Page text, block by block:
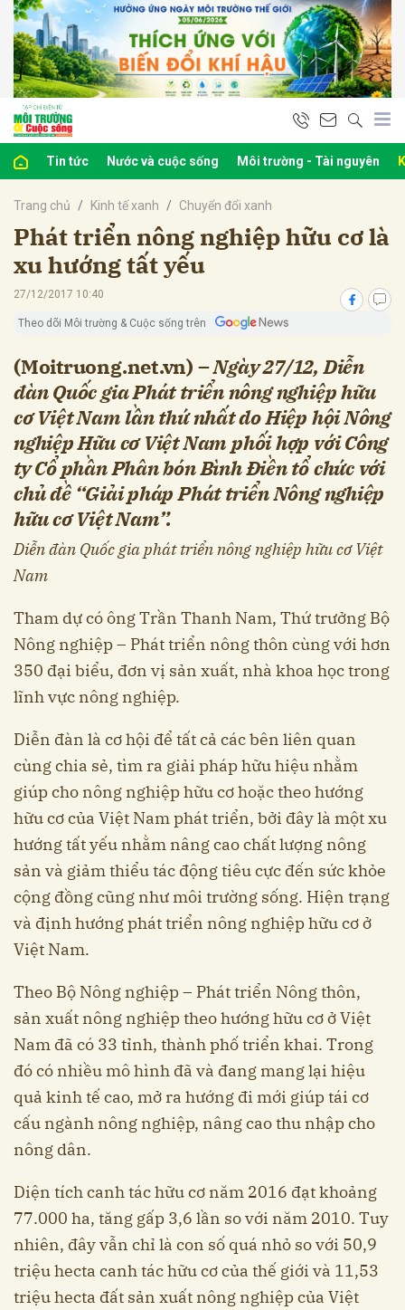
Tin tức Nước và cuộc sống Môi trường - Tài nguyên
Trang chủ Kinh tế xanh Chuyển đổi xanh
Phát triển nông nghiệp hữu cơ là
xu hướng tất yếu
27/12/2017 10:40
Theo dõi Môi trường & Cuộc sống trên
(Moitruong.net.vn) –Ngày 27/12, Diễn
đàn Quốc gia Phát triển nông nghiệp hữu
cơ Việt Nam lần thứ nhất do Hiệp hội Nông
nghiệp Hữu cơ Việt Nam phối hợp với Công
ty Cổ phần Phân bón Bình Điền tổ chức với
chủ đề “Giải pháp Phát triển Nông nghiệp
hữu cơ Việt Nam”.
Diễn đàn Quốc gia phát triển nông nghiệp hữu cơ Việt
Nam
Tham dự có ông Trần Thanh Nam, Thứ trưởng Bộ
Nông nghiệp – Phát triển nông thôn cùng với hơn
350 đại biểu, đơn vị sản xuất, nhà khoa học trong
lĩnh vực nông nghiệp.
Diễn đàn là cơ hội để tất cả các bên liên quan
cùng chia sẻ, tìm ra giải pháp hữu hiệu nhằm
giúp cho nông nghiệp hữu cơ hoặc theo hướng
hữu cơ của Việt Nam phát triển, bởi đây là một xu
hướng tất yếu nhằm nâng cao chất lượng nông
sản và giảm thiểu tác động tiêu cực đến sức khỏe
cộng đồng cũng như môi trường sống. Hiện trạng
và định hướng phát triển nông nghiệp hữu cơ ở
Việt Nam.
Theo Bộ Nông nghiệp – Phát triển Nông thôn,
sản xuất nông nghiệp theo hướng hữu cơ ở Việt
Nam đã có 33 tỉnh, thành phố triển khai. Trong
đó có nhiều mô hình đã và đang mang lại hiệu
quả kinh tế cao, mở ra hướng đi mới giúp tái cơ
cấu ngành nông nghiệp, nâng cao thu nhập cho
nông dân.
Diện tích canh tác hữu cơ năm 2016 đạt khoảng
77.000 ha, tăng gấp 3,6 lần so với năm 2010. Tuy
nhiên, đây vẫn chỉ là con số quá nhỏ so với 50,9
triệu hecta canh tác hữu cơ của thế giới và 11,53
triệu hecta đất sản xuất nông nghiệp của Việt
luận